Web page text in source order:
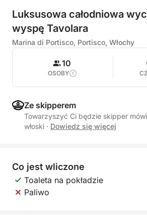
Luksusowa całodniowa
wyspę Tavolara
Marina di Portisco, Portisco, Włochy
10
OSOBY
Ze skipperem
Towarzyszyć Ci będzie skipper
włoski · Dowiedz się więcej
Co jest wliczone
Toaleta na pokładzie
Paliwo